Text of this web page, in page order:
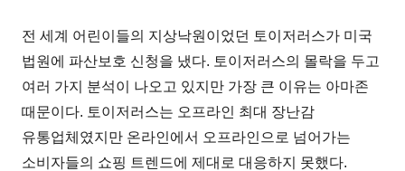
전 세계 어린이들의 지상낙원이었던 토이저러스가 미국
법원에 파산보호 신청을 냈다. 토이저러스의 몰락을 두고
여러 가지 분석이 나오고 있지만 가장 큰 이유는 아마존
때문이다. 토이저러스는 오프라인 최대 장난감
유통업체였지만 온라인에서 오프라인으로 넘어가는
소비자들의 쇼핑 트렌드에 제대로 대응하지 못했다.